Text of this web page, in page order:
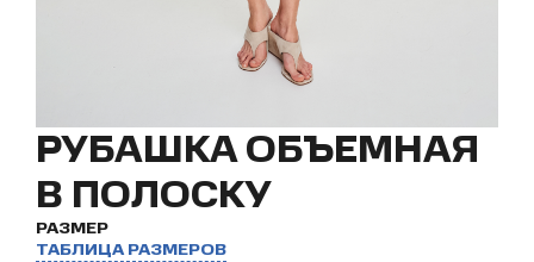
РУБАШКА ОБЪЕМНАЯ
В ПОЛОСКУ
РАЗМЕР
ТАБЛИЦА РАЗМЕРОВ